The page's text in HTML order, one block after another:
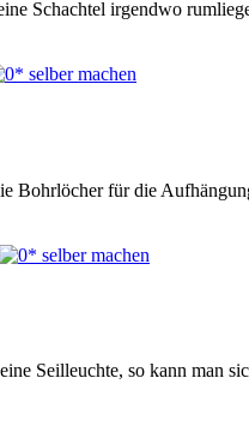
Schachtel irgendwo
Bohrlöcher für die
Seilleuchte, so kann man